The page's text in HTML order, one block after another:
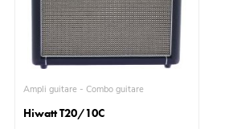
Ampli guitare - Combo guitare
Hiwatt T20/10C